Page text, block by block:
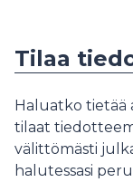
Tilaa
Haluatko tietää
tilaat
välittömästi
halutessasi